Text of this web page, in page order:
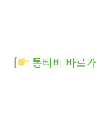
[ 통티비 바로